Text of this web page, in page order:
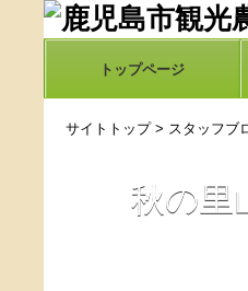
トップページ
サイトトップ> スタッフブ
秋の里